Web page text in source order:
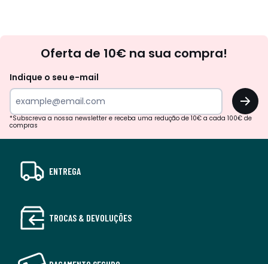
Oferta de 10€ na sua compra!
Indique o seu e-mail
OK
*Subscreva a nossa newsletter e receba uma redução de 10€ a cada 100€ de
compras
ENTREGA
TROCAS & DEVOLUÇÕES